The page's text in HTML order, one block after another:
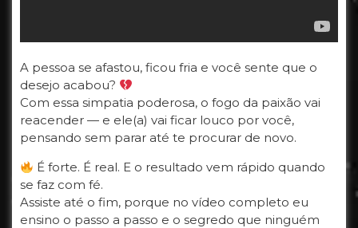
A pessoa se afastou, ficou fria e você sente que o
desejo acabou?
Com essa simpatia poderosa, o fogo da paixão vai
reacender — e ele(a) vai ficar louco por você,
pensando sem parar até te procurar de novo.
É forte. É real. E o resultado vem rápido quando
se faz com fé.
Assiste até o fim, porque no vídeo completo eu
ensino o passo a passo e o segredo que ninguém